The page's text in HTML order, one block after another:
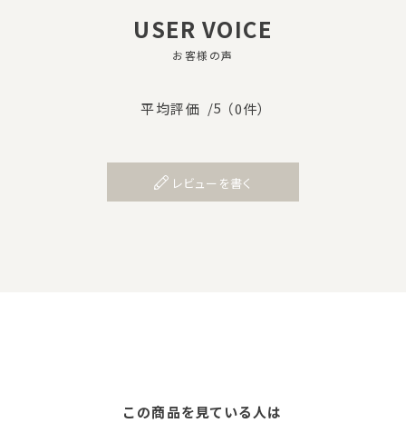
USER VOICE
お客様の声
平均評価 /5 （0件）
レビューを書く
この商品を見ている人は